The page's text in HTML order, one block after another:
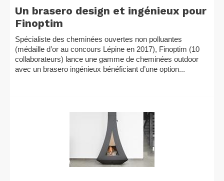
Un brasero design et ingénieux pour
Finoptim
Spécialiste des cheminées ouvertes non polluantes
(médaille d’or au concours Lépine en 2017), Finoptim (10
collaborateurs) lance une gamme de cheminées outdoor
avec un brasero ingénieux bénéficiant d’une option...